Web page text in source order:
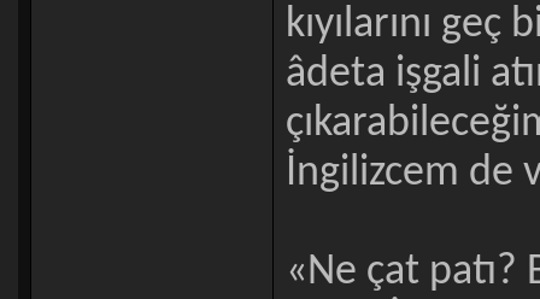
kıyılarını
âdeta işgali
İngilizcem de
«Ne çat patı?